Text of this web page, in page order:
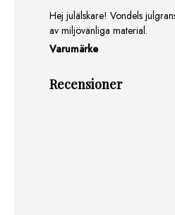
Hej julälskare! Vondels
av miljövänliga material.
Varumärke
Recensioner